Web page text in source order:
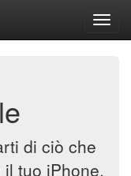
di ciò che
tuo iPhone,